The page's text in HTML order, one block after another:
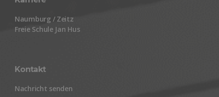
Naumburg / Zeitz
Freie Schule Jan Hus
Kontakt
Nachricht senden